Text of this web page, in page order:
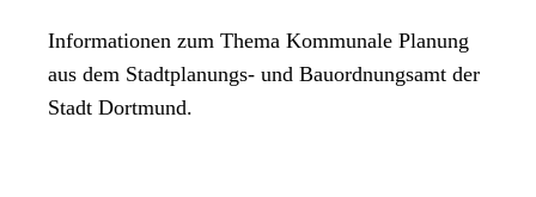
Informationen zum Thema Kommunale Planung
aus dem Stadtplanungs- und Bauordnungsamt der
Stadt Dortmund.